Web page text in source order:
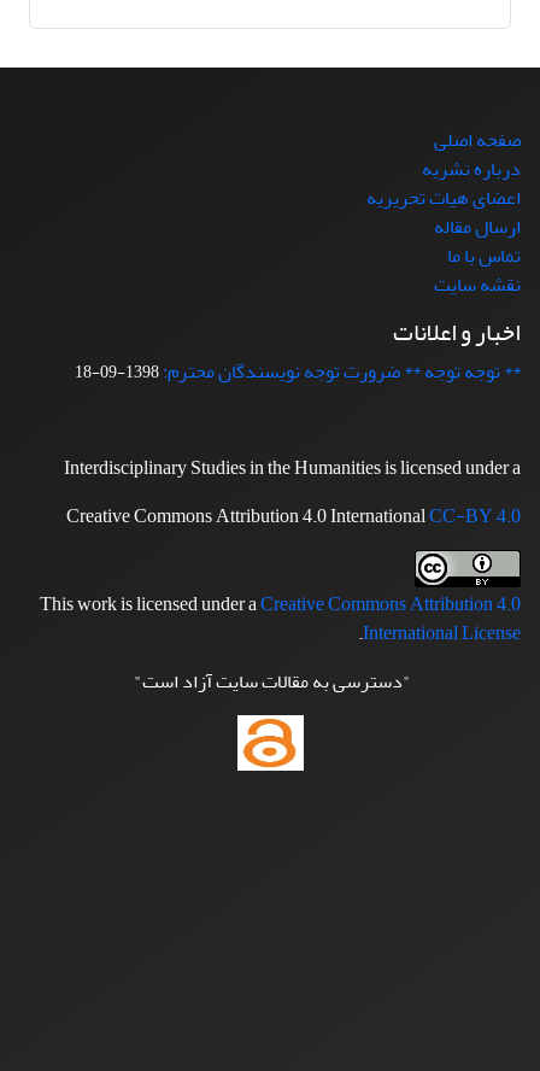
صفحه اصلی
درباره نشریه
اعضای هیات تحریریه
ارسال مقاله
تماس با ما
نقشه سایت
اخبار و اعلانات
** توجه توجه ** ضرورت توجه نویسندگان محترم:1398-09-18
Interdisciplinary Studies in the Humanities is licensed under a
Creative Commons Attribution 4.0 InternationalCC-BY 4.0
This work is licensed under aCreative Commons Attribution 4.0
International License
.
"دسترسی به مقالات سایت آزاد است"